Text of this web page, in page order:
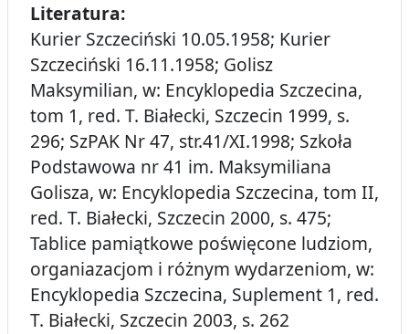
Literatura:
Kurier Szczeciński 10.05.1958; Kurier
Szczeciński 16.11.1958; Golisz
Maksymilian, w: Encyklopedia Szczecina,
tom 1, red. T. Białecki, Szczecin 1999, s.
296; SzPAK Nr 47, str.41/XI.1998; Szkoła
Podstawowa nr 41 im. Maksymiliana
Golisza, w: Encyklopedia Szczecina, tom II,
red. T. Białecki, Szczecin 2000, s. 475;
Tablice pamiątkowe poświęcone ludziom,
organiazacjom i różnym wydarzeniom, w:
Encyklopedia Szczecina, Suplement 1, red.
T. Białecki, Szczecin 2003, s. 262